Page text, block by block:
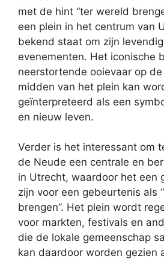
met de hint “ter wereld
een plein in het centrum van
bekend staat om zijn
evenementen. Het iconische
neerstortende ooievaar op
midden van het plein kan
geïnterpreteerd als een
en nieuw leven.
Verder is het interessant om
de Neude een centrale en
in Utrecht, waardoor het een
zijn voor een gebeurtenis als
brengen”. Het plein wordt
voor markten, festivals en
die de lokale gemeenschap
kan daardoor worden gezien